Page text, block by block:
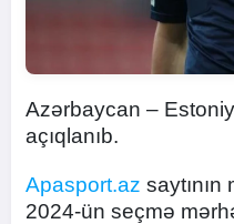
Azərbaycan –
açıqlanıb.
Apasport.az saytının
2024-ün seçmə